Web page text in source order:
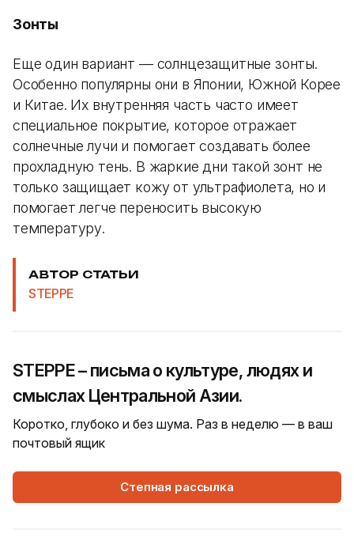
Зонты
Еще один вариант — солнцезащитные зонты.
Особенно популярны они в Японии, Южной Корее
и Китае. Их внутренняя часть часто имеет
специальное покрытие, которое отражает
солнечные лучи и помогает создавать более
прохладную тень. В жаркие дни такой зонт не
только защищает кожу от ультрафиолета, но и
помогает легче переносить высокую
температуру.
АВТОР СТАТЬИ
STEPPE
STEPPE – письма о культуре, людях и
смыслах Центральной Азии.
Коротко, глубоко и без шума. Раз в неделю — в ваш
почтовый ящик
Степная рассылка